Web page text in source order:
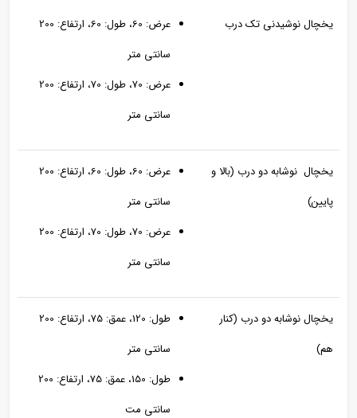
یخچال نوشیدنی تک درب
عرض: 60، طول: 60، ارتفاع: 200
سانتی متر
سانتی متر
یخچال نوشابه دو درب (بالا و
پایین)
عرض: 60، طول: 60، ارتفاع: 200
سانتی متر
عرض: 70، طول: 70، ارتفاع: 200
سانتی متر
یخچال نوشابه دو درب (کنار
هم)
طول: 120، عمق: 75، ارتفاع: 200
سانتی متر
طول: 150، عمق: 75، ارتفاع: 200
سانتی مت